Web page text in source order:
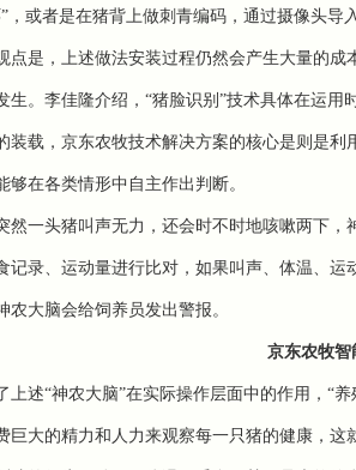
，或者是在猪背上做刺青编码，通过摄像头导
点是，上述做法安装过程仍然会产生大量的
生。李佳隆介绍，“猪脸识别”技术具体在运用
装载，京东农牧技术解决方案的核心是则是
够在各类情形中自主作出判断。
然一头猪叫声无力，还会时不时地咳嗽两下
记录、运动量进行比对，如果叫声、体温、
农大脑会给饲养员发出警报。
京东农牧智
上述“神农大脑”在实际操作层面中的作用，“
巨大的精力和人力来观察每一只猪的健康，